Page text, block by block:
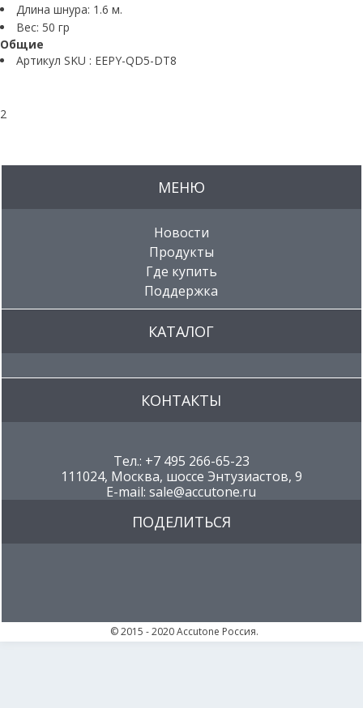
Длина шнура: 1.6 м.
Вес: 50 гр
Общие
Артикул SKU : EEPY-QD5-DT8
2
МЕНЮ
Новости
Продукты
Где купить
Поддержка
КАТАЛОГ
КОНТАКТЫ
Тел.: +7 495 266-65-23
111024, Москва, шоссе Энтузиастов, 9
E-mail: sale@accutone.ru
ПОДЕЛИТЬСЯ
© 2015 - 2020 Accutone Россия.